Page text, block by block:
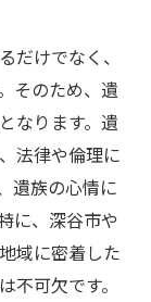
だけでなく、
そのため、遺
なります。遺
法律や倫理に
遺族の心情に
に、深谷市や
域に密着した
可欠です。